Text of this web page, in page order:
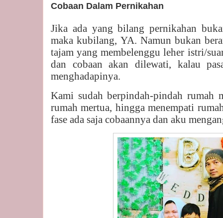
Cobaan Dalam Pernikahan
Jika ada yang bilang pernikahan
maka kubilang, YA. Namun bukan
tajam yang membelenggu leher istri/
dan cobaan akan dilewati, kalau
menghadapinya.
Kami sudah berpindah-pindah rumah
rumah mertua, hingga menempati
fase ada saja cobaannya dan aku